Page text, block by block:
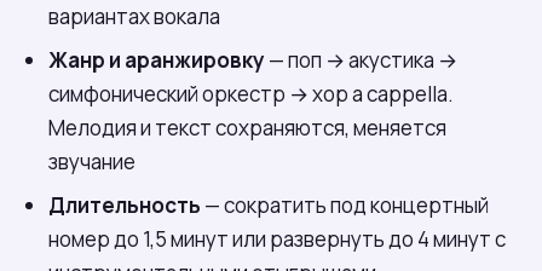
вариантах вокала
Жанр и аранжировку — поп → акустика →
симфонический оркестр → хор a cappella.
Мелодия и текст сохраняются, меняется
звучание
Длительность — сократить под концертный
номер до 1,5 минут или развернуть до 4 минут с